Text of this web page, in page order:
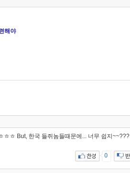
해야
ㅎㅎ But, 한국 들쥐놈들때문에... 너무 쉽지~~???
0